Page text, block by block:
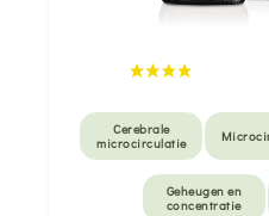
Cerebrale
microcirculatie
Geheugen en
concentratie